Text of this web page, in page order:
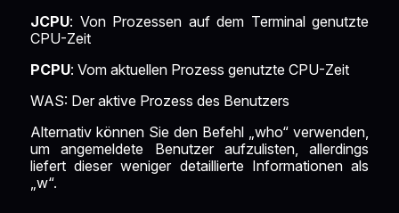
JCPU: Von Prozessen auf dem Terminal genutzte
CPU-Zeit
PCPU: Vom aktuellen Prozess genutzte CPU-Zeit
WAS: Der aktive Prozess des Benutzers
Alternativ können Sie den Befehl „who“ verwenden,
um angemeldete Benutzer aufzulisten, allerdings
liefert dieser weniger detaillierte Informationen als
„w“.